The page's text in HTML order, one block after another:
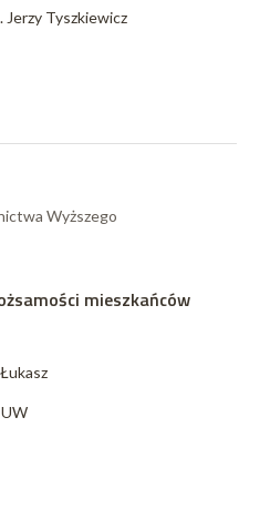
Jerzy Tyszkiewicz
Wyższego
mieszkańców